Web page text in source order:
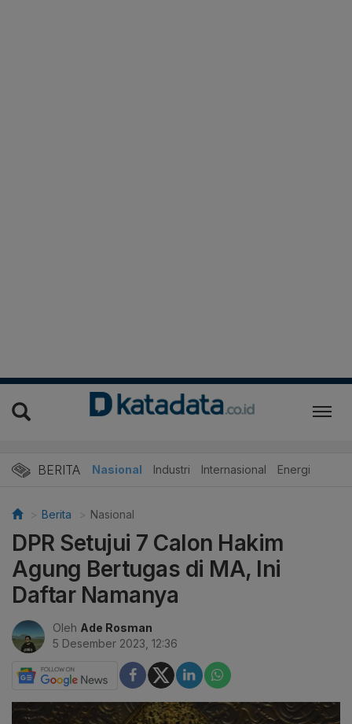
BERITA Nasional Industri Internasional Energi
Berita Nasional
DPR Setujui 7 Calon Hakim
Agung Bertugas di MA, Ini
Daftar Namanya
Oleh Ade Rosman
5 Desember 2023, 12:36